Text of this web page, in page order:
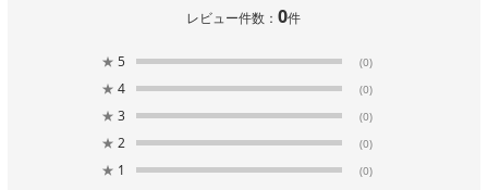
レビュー件数：0件
★ 5 (0)
★ 4 (0)
★ 3 (0)
★ 2 (0)
★ 1 (0)